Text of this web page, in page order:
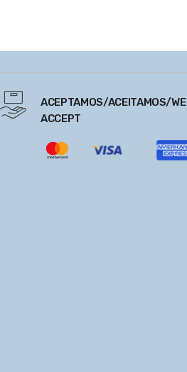
ACEPTAMOS/ACEITAMOS/WE
ACCEPT